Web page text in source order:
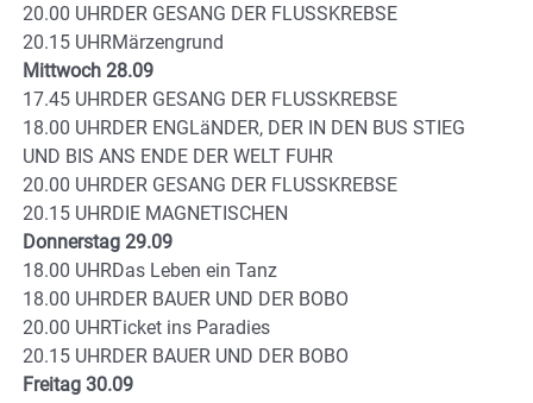
20.00 UHRDER GESANG DER FLUSSKREBSE
20.15 UHRMärzengrund
Mittwoch 28.09
17.45 UHRDER GESANG DER FLUSSKREBSE
18.00 UHRDER ENGLäNDER, DER IN DEN BUS STIEG
UND BIS ANS ENDE DER WELT FUHR
20.00 UHRDER GESANG DER FLUSSKREBSE
20.15 UHRDIE MAGNETISCHEN
Donnerstag 29.09
18.00 UHRDas Leben ein Tanz
18.00 UHRDER BAUER UND DER BOBO
20.00 UHRTicket ins Paradies
20.15 UHRDER BAUER UND DER BOBO
Freitag 30.09